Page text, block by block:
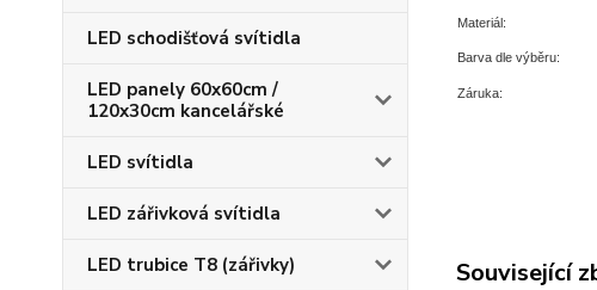
LED schodišťová svítidla
LED panely 60x60cm /
120x30cm kancelářské
LED svítidla
LED zářivková svítidla
LED trubice T8 (zářivky)
Materiál:
Barva dle výběru:
Záruka:
Související